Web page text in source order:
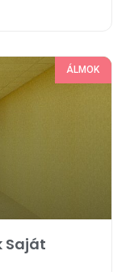
ÁLMOK
Saját